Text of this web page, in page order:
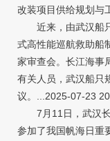
改装项目供给规划与
近来，由武汉船只
式高性能巡航救助船
家审查会。长江海事
有关人员，武汉船只
议。...2025-07-23
7月11日，武汉长
参加了我国帆海日